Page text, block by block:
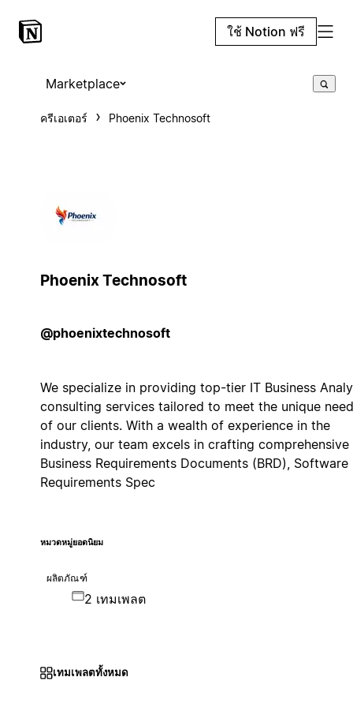
ใช้ Notion ฟรี
Marketplace
ครีเอเตอร์ Phoenix Technosoft
Phoenix Technosoft
@phoenixtechnosoft
We specialize in providing top-tier IT Business
consulting services tailored to meet the unique
of our clients. With a wealth of experience in the
industry, our team excels in crafting comprehensive
Business Requirements Documents (BRD), Software
Requirements Spec
หมวดหมู่ยอดนิยม
ผลิตภัณฑ์
2 เทมเพลต
เทมเพลตทั้งหมด